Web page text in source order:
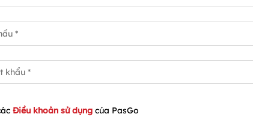
Điều khoản sử dụng của PasGo